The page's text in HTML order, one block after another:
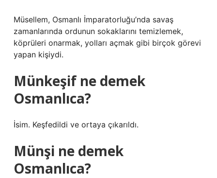
Müsellem, Osmanlı İmparatorluğu’nda savaş
zamanlarında ordunun sokaklarını temizlemek,
köprüleri onarmak, yolları açmak gibi birçok görevi
yapan kişiydi.
Münkeşif ne demek
Osmanlıca?
İsim. Keşfedildi ve ortaya çıkarıldı.
Münşi ne demek
Osmanlıca?